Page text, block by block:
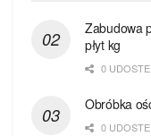
Zabudowa
płyt kg
0
Obróbka
0